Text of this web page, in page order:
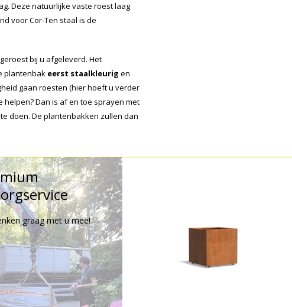
Deze natuurlijke vaste roest laag
voor Cor-Ten staal is de
bij u afgeleverd. Het
plantenbak eerst staalkleurig en
gaan roesten (hier hoeft u verder
helpen? Dan is af en toe sprayen met
doen. De plantenbakken zullen dan
graag met u mee!